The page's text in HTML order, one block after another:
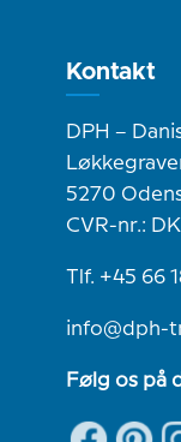
Kontakt
DPH –
5270
CVR-nr.:
Tlf. +45 66
info@dph-
Følg os på